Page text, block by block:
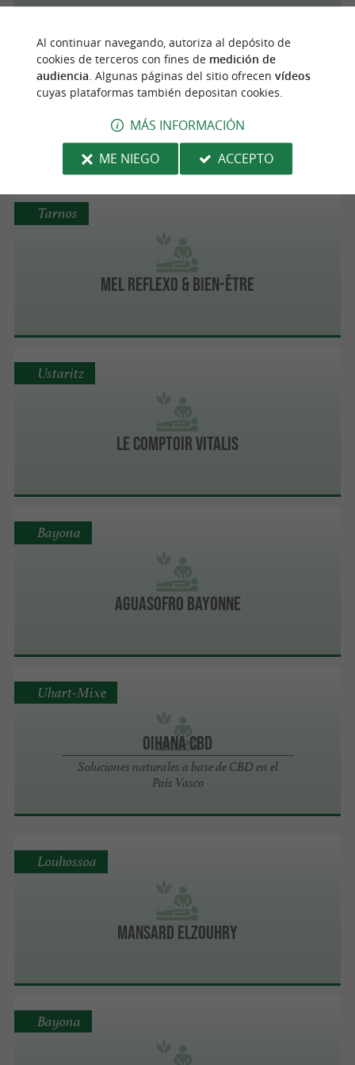
Jane Hemp House
Biarritz
MEL REFLEXO & BIEN-ÊTRE
Tarnos
Le Comptoir Vitalis
Ustaritz
Aguasofro Bayonne
Bayona
OIHANA CBD
Soluciones naturales a base de CBD en el
País Vasco
Uhart-Mixe
Mansard Elzouhry
Louhossoa
Bayona
Al continuar navegando, autoriza al depósito de
cookies de terceros con fines de medición de
audiencia . Algunas páginas del sitio ofrecen vídeos
cuyas plataformas también depositan cookies.
MÁS INFORMACIÓN
ME NIEGO
ACCEPTO